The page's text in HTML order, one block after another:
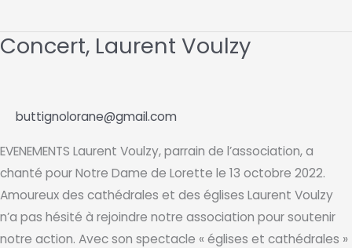
France
3,
découverte
Notre-
Dame
de
Lorette
Concert, Laurent Voulzy
buttignolorane@gmail.com
EVENEMENTS Laurent Voulzy, parrain de l’association, a
chanté pour Notre Dame de Lorette le 13 octobre 2022.
Amoureux des cathédrales et des églises Laurent Voulzy
n’a pas hésité à rejoindre notre association pour soutenir
notre action. Avec son spectacle « églises et cathédrales »